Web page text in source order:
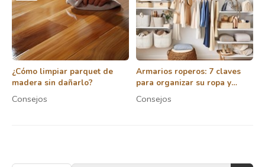
¿Cómo limpiar parquet de
madera sin dañarlo?
Consejos
Armarios roperos: 7 claves
para organizar su ropa y
accesorios de forma eficiente
Consejos